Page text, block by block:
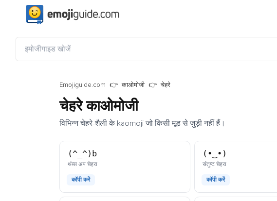
Emojiguide.com काओमोजी चेहरे
चेहरे काओमोजी
विभिन्न चेहरे-शैली के kaomoji जो किसी मूड से जुड़ी नहीं हैं।
(^_^)b
थंब्स अप चेहराकाओमोजी
कॉपी करें
(•‿•)
संतुष्ट चेहराकाओमोजी
कॉपी करें